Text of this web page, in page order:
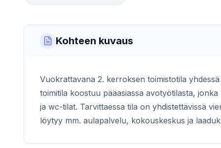
Kohteen kuvaus
Vuokrattavana 2. kerroksen toimistotila
toimitila koostuu pääasiassa avotyötilasta,
ja wc-tilat. Tarvittaessa tila on yhdistettävissä
löytyy mm. aulapalvelu, kokouskeskus ja